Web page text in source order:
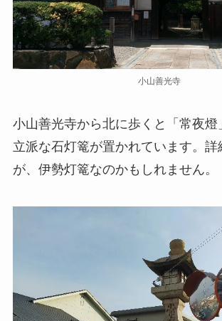
小山善光寺
小山善光寺から北に歩くと「常夜燈
立派な石灯篭が置かれています。詳
が、伊勢灯篭なのかもしれません。